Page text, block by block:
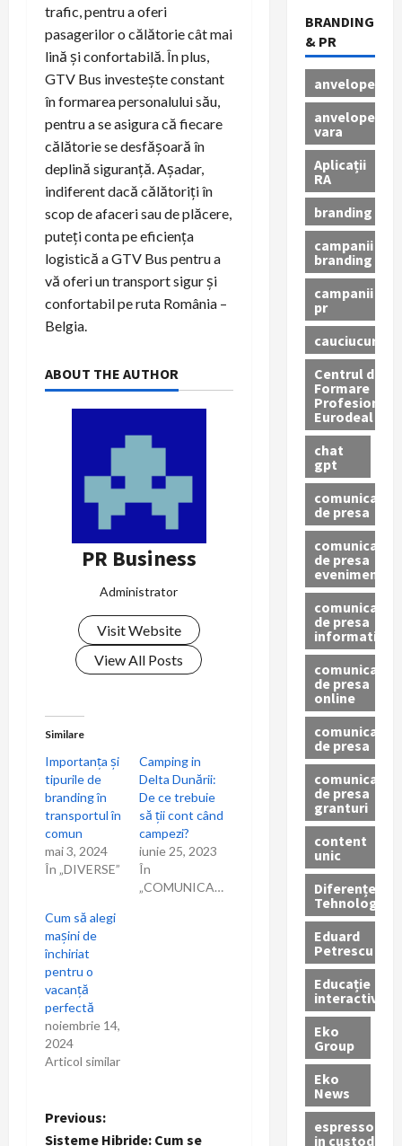
trafic, pentru a oferi
pasagerilor o călătorie cât mai
lină și confortabilă. În plus,
GTV Bus investește constant
în formarea personalului său,
pentru a se asigura că fiecare
călătorie se desfășoară în
deplină siguranță. Așadar,
indiferent dacă călătoriți în
scop de afaceri sau de plăcere,
puteți conta pe eficiența
logistică a GTV Bus pentru a
vă oferi un transport sigur și
confortabil pe ruta România –
Belgia.
ABOUT THE AUTHOR
PR Business
Administrator
Visit Website
View All Posts
Similare
Importanța și
tipurile de
branding în
transportul în
comun
mai 3, 2024
În „DIVERSE”
Camping in
Delta Dunării:
De ce trebuie
să ţii cont când
campezi?
iunie 25, 2023
În
„COMUNICARE”
Cum să alegi
mașini de
închiriat
pentru o
vacanță
perfectă
noiembrie 14,
2024
Articol similar
P
Previous:
Sisteme Hibride: Cum se
BRANDING
& PR
anvelope
anvelope
vara
Aplicații
RA
branding
campanii
branding
campanii
pr
cauciucuri
Centrul de
Formare
Profesionala
Eurodeal
chat
gpt
comunicat
de presa
comunicat
de presa
eveniment
comunicat
de presa
informativ
comunicat
de presa
online
comunicate
de presa
comunicate
de presa
granturi
content
unic
Diferențe
Tehnologice
Eduard
Petrescu
Educație
interactivă
Eko
Group
Eko
News
espressoare
in custodie